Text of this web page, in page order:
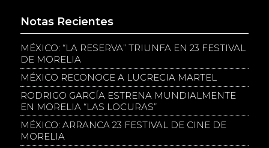
Notas Recientes
MÉXICO: “LA RESERVA” TRIUNFA EN 23 FESTIVAL
DE MORELIA
MÉXICO RECONOCE A LUCRECIA MARTEL
RODRIGO GARCÍA ESTRENA MUNDIALMENTE
EN MORELIA “LAS LOCURAS”
MÉXICO: ARRANCA 23 FESTIVAL DE CINE DE
MORELIA